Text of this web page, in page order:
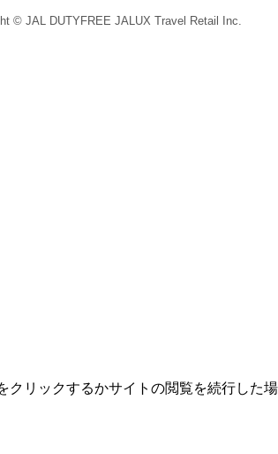
リックするかサイトの閲覧を続行した